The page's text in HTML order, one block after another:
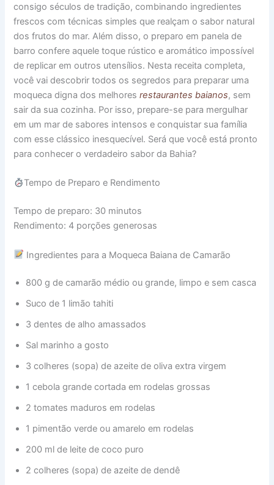
consigo séculos de tradição, combinando ingredientes
frescos com técnicas simples que realçam o sabor natural
dos frutos do mar. Além disso, o preparo em panela de
barro confere aquele toque rústico e aromático impossível
de replicar em outros utensílios. Nesta receita completa,
você vai descobrir todos os segredos para preparar uma
moqueca digna dos melhoresrestaurantes baianos, sem
sair da sua cozinha. Por isso, prepare-se para mergulhar
em um mar de sabores intensos e conquistar sua família
com esse clássico inesquecível. Será que você está pronto
para conhecer o verdadeiro sabor da Bahia?
Tempo de Preparo e Rendimento
Tempo de preparo: 30 minutos
Rendimento: 4 porções generosas
Ingredientes para a Moqueca Baiana de Camarão
800 g de camarão médio ou grande, limpo e sem casca
Suco de 1 limão tahiti
3 dentes de alho amassados
Sal marinho a gosto
3 colheres (sopa) de azeite de oliva extra virgem
1 cebola grande cortada em rodelas grossas
2 tomates maduros em rodelas
1 pimentão verde ou amarelo em rodelas
200 ml de leite de coco puro
2 colheres (sopa) de azeite de dendê